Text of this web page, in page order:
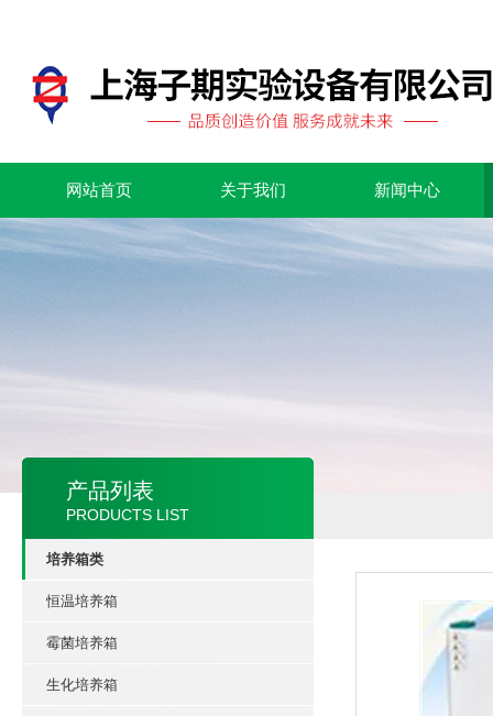
网站首页 关于我们 新闻中心
产品列表
PRODUCTS LIST
培养箱类
恒温培养箱
霉菌培养箱
生化培养箱